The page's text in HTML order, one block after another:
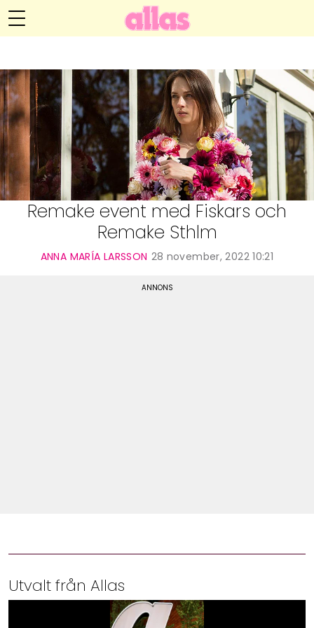
Hälsa
Relationer
Handarbete
Anna María Larssons blogg
Hem
Om Anna María
Kategorier
Arkiv
Kontakt
Remake event med Fiskars och
Remake Sthlm
ANNA MARÍA LARSSON 28 november, 2022 10:21
Utvalt från Allas